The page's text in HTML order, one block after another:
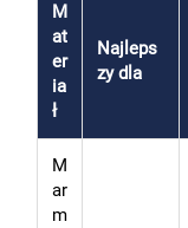
M
at
er
ia
ł
Najleps
zy dla
M
ar
m